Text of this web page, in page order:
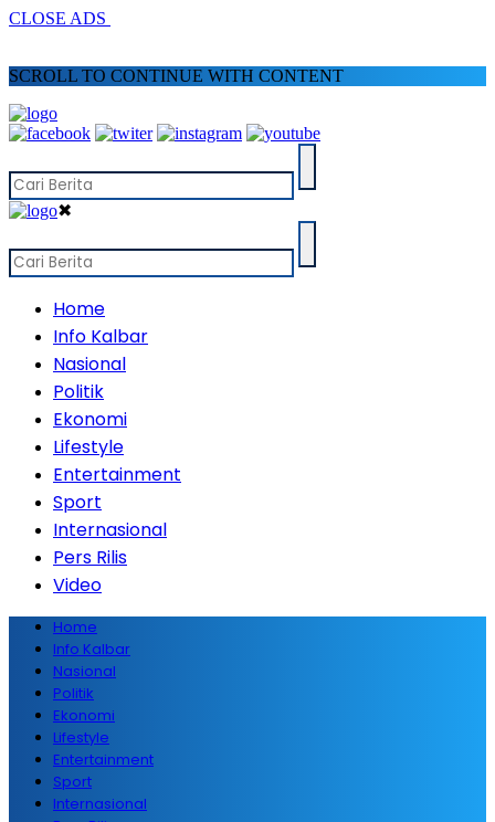
CLOSE ADS
SCROLL TO CONTINUE WITH CONTENT
✖
Home
Info Kalbar
Nasional
Politik
Ekonomi
Lifestyle
Entertainment
Sport
Internasional
Pers Rilis
Video
Home
Info Kalbar
Nasional
Politik
Ekonomi
Lifestyle
Entertainment
Sport
Internasional